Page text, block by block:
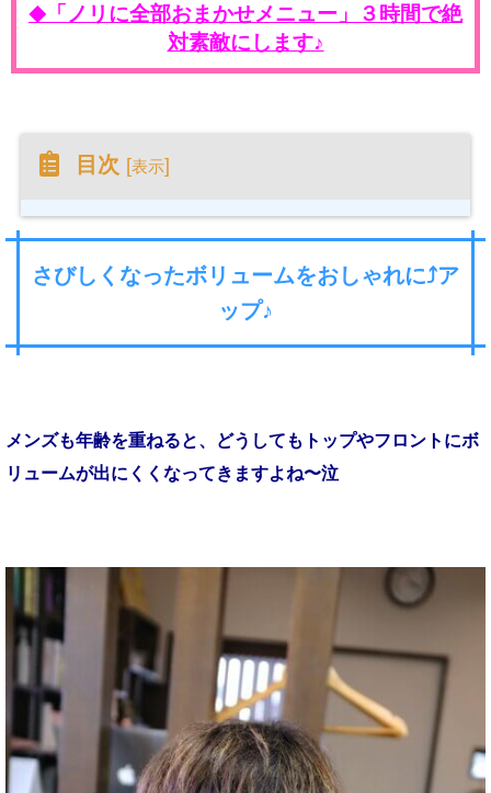
◆
「ノリに全部おまかせメニュー」３時間で絶
対素敵にします♪
目次 [表示]
さびしくなったボリュームをおしゃれに⤴️ア
ップ♪
メンズも年齢を重ねると、どうしてもトップやフロントにボ
リュームが出にくくなってきますよね〜泣